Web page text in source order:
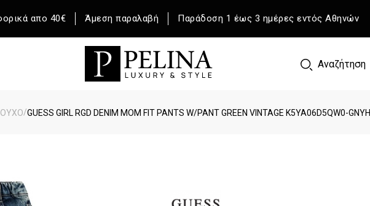
απο 40€ Άμεση παραλαβή Παράδοση 1 έως 3 ημέρες εντός Αθηνών
Αναζήτηση
/GUESS GIRL RGD DENIM MOM FIT PANTS W/PANT GREEN VINTAGE K5YA06D5QW0-GNYH